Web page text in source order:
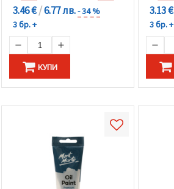
3.46 €/6.77 лв.- 34 %
3 бр. +
КУПИ
3.13 €
3 бр. +